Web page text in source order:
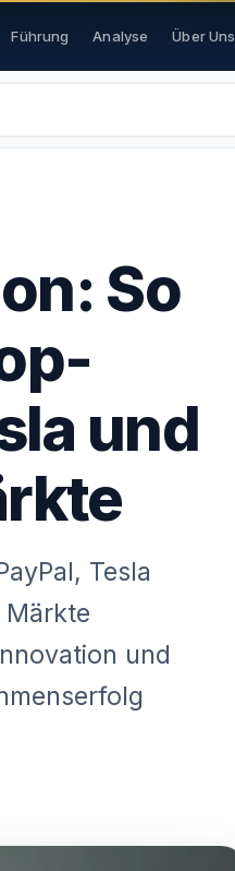
Führung Analyse Über Uns
So
und
Tesla
Märkte
und